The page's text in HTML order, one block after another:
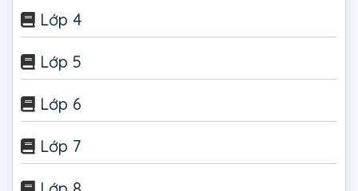
Lớp 4
Lớp 5
Lớp 6
Lớp 7